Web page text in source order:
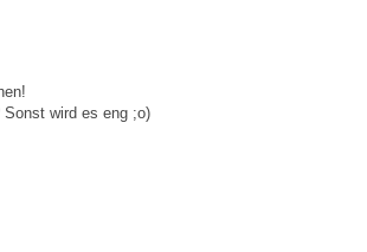
wird es eng ;o)